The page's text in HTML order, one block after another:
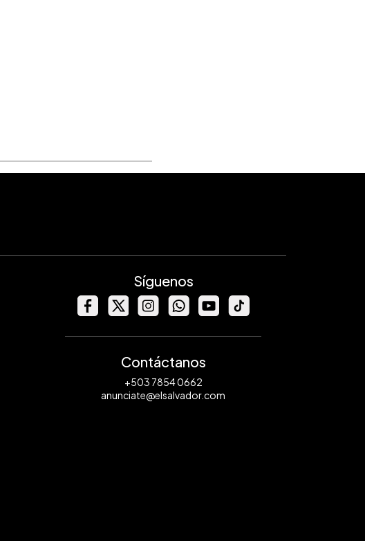
Síguenos
Contáctanos
+503 7854 0662
anunciate@elsalvador.com